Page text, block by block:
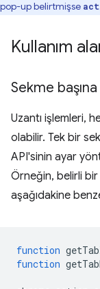
pop-up belirtmişse
Kullanım
Sekme
Uzantı işlemleri,
olabilir. Tek bir
API'sinin ayar
Örneğin, belirli
aşağıdakine
function
function